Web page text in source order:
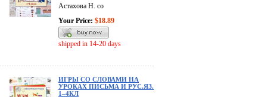
Астахова Н. со
Your Price: $18.89
shipped in 14-20 days
ИГРЫ СО СЛОВАМИ НА
УРОКАХ ПИСЬМА И РУС.ЯЗ.
1–4КЛ